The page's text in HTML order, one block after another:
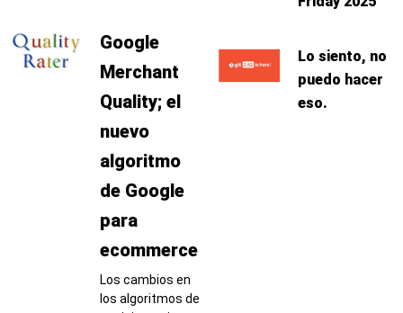
Google
Merchant
Quality; el
nuevo
algoritmo
de Google
para
ecommerce
Los cambios en
los algoritmos de
Lo siento, no
puedo hacer
eso.